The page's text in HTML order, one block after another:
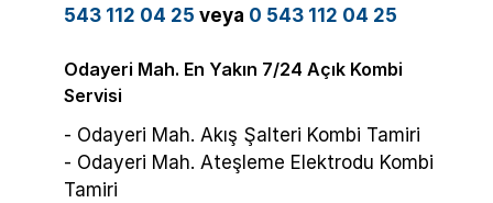
543 112 04 25 veya 0 543 112 04 25
Odayeri Mah. En Yakın 7/24 Açık Kombi
Servisi
- Odayeri Mah. Akış Şalteri Kombi Tamiri
- Odayeri Mah. Ateşleme Elektrodu Kombi
Tamiri